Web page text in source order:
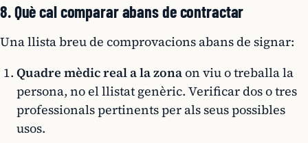
8. Què cal comparar abans de contractar
Una llista breu de comprovacions abans de signar:
Quadre mèdic real a la zonaon viu o treballa la
persona, no el llistat genèric. Verificar dos o tres
professionals pertinents per als seus possibles
usos.